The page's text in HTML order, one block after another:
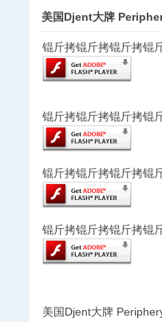
美国Djent大牌
锟斤拷锟斤拷锟斤拷锟
锟斤拷锟斤拷锟斤拷锟
锟斤拷锟斤拷锟斤拷锟
锟斤拷锟斤拷锟斤拷锟
美国Djent大牌